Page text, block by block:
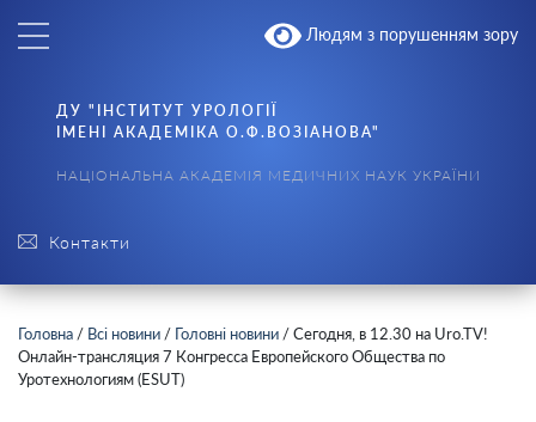
Людям з порушенням зору
Контакти
ДУ "ІНСТИТУТ УРОЛОГІЇ
ІМЕНІ АКАДЕМІКА О.Ф.ВОЗІАНОВА"
НАЦІОНАЛЬНА АКАДЕМІЯ МЕДИЧНИХ НАУК УКРАЇНИ
Головна / Всі новини / Головні новини /Сегодня, в 12.30 на Uro.TV!
Онлайн-трансляция 7 Конгресса Европейского Общества по
Уротехнологиям (ESUT)